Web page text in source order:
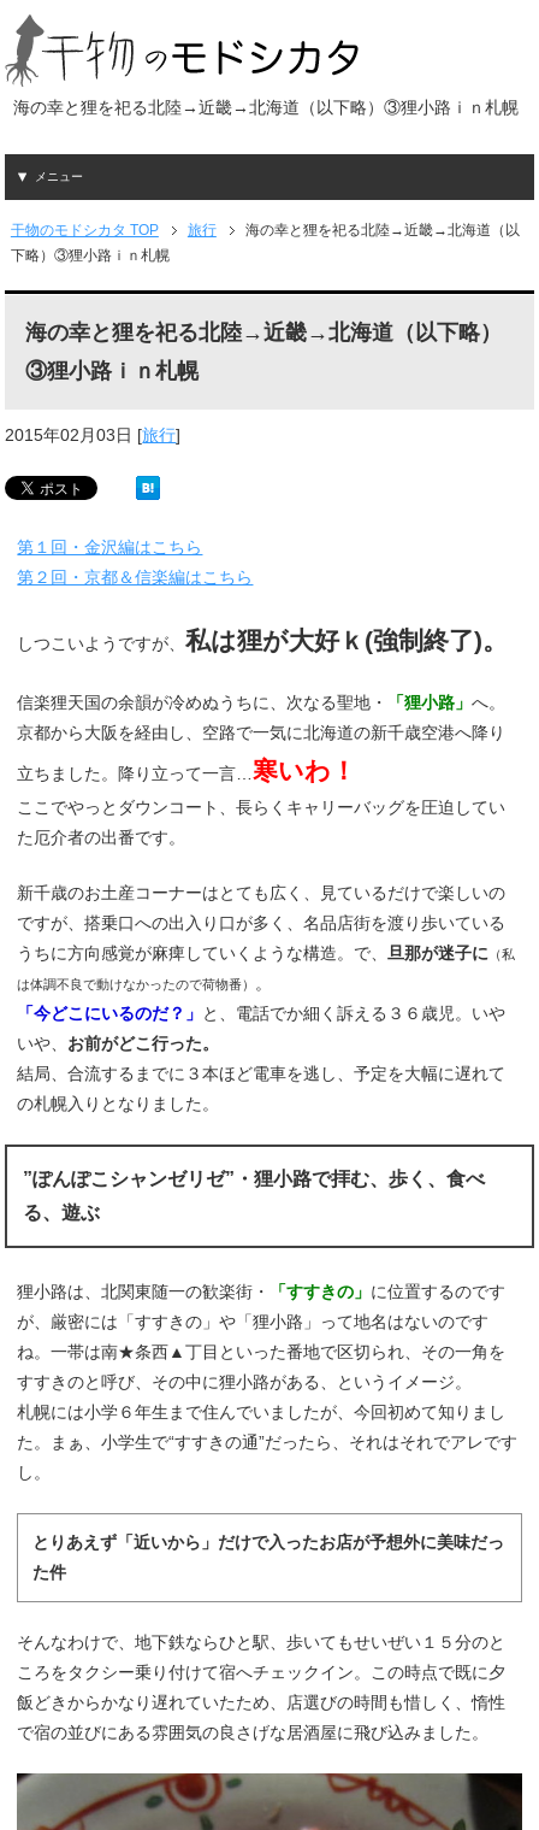
海の幸と狸を祀る北陸→近畿→北海道（以下略）③狸小路ｉｎ札幌
メニュー
干物のモドシカタ TOP 旅行
海の幸と狸を祀る北陸→近畿→北海道（以
下略）③狸小路ｉｎ札幌
海の幸と狸を祀る北陸→近畿→北海道（以下略）
③狸小路ｉｎ札幌
2015年02月03日 [旅行]
第１回・金沢編はこちら
第２回・京都＆信楽編はこちら
しつこいようですが、私は狸が大好ｋ(強制終了)。
信楽狸天国の余韻が冷めぬうちに、次なる聖地・ 「狸小路」へ。
京都から大阪を経由し、空路で一気に北海道の新千歳空港へ降り
立ちました。降り立って一言…寒いわ！
ここでやっとダウンコート、長らくキャリーバッグを圧迫してい
た厄介者の出番です。
新千歳のお土産コーナーはとても広く、見ているだけで楽しいの
ですが、搭乗口への出入り口が多く、名品店街を渡り歩いている
うちに方向感覚が麻痺していくような構造。で、旦那が迷子に （私
は体調不良で動けなかったので荷物番） 。
「今どこにいるのだ？」 と、電話でか細く訴える３６歳児。いや
いや、 お前がどこ行った。
結局、合流するまでに３本ほど電車を逃し、予定を大幅に遅れて
の札幌入りとなりました。
”ぽんぽこシャンゼリゼ”・狸小路で拝む、歩く、食べ
る、遊ぶ
狸小路は、北関東随一の歓楽街・ 「すすきの」 に位置するのです
が、厳密には「すすきの」や「狸小路」って地名はないのです
ね。一帯は南★条西▲丁目といった番地で区切られ、その一角を
すすきのと呼び、その中に狸小路がある、というイメージ。
札幌には小学６年生まで住んでいましたが、今回初めて知りまし
た。まぁ、小学生で“すすきの通”だったら、それはそれでアレです
し。
とりあえず「近いから」だけで入ったお店が予想外に美味だっ
た件
そんなわけで、地下鉄ならひと駅、歩いてもせいぜい１５分のと
ころをタクシー乗り付けて宿へチェックイン。この時点で既に夕
飯どきからかなり遅れていたため、店選びの時間も惜しく、惰性
で宿の並びにある雰囲気の良さげな居酒屋に飛び込みました。